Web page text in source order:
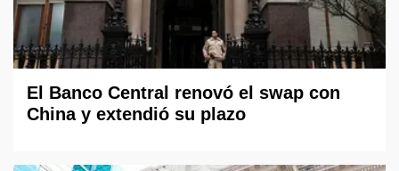
El Banco Central renovó el swap con
China y extendió su plazo